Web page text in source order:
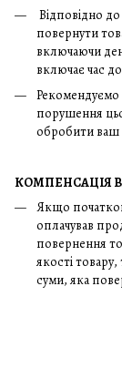
Відповідно
повернути
включаючи
включає час
Рекомендуємо
порушення
обробити ваш
КОМПЕНСАЦІЯ
Якщо
оплачував
повернення
якості
суми, яка